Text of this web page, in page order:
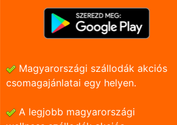
Magyarországi szállodák akciós
csomagajánlatai egy helyen.
A legjobb magyarországi